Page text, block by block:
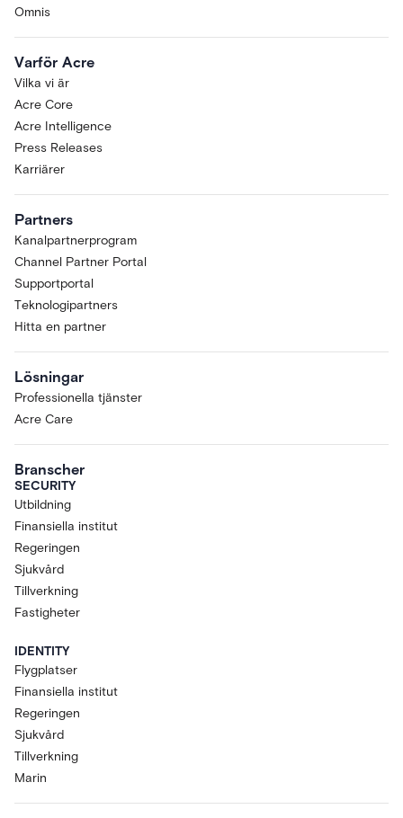
Omnis
Varför Acre
Vilka vi är
Acre Core
Acre Intelligence
Press Releases
Karriärer
Partners
Kanalpartnerprogram
Channel Partner Portal
Supportportal
Teknologipartners
Hitta en partner
Lösningar
Professionella tjänster
Acre Care
Branscher
SECURITY
Utbildning
Finansiella institut
Regeringen
Sjukvård
Tillverkning
Fastigheter
IDENTITY
Flygplatser
Finansiella institut
Regeringen
Sjukvård
Tillverkning
Marin